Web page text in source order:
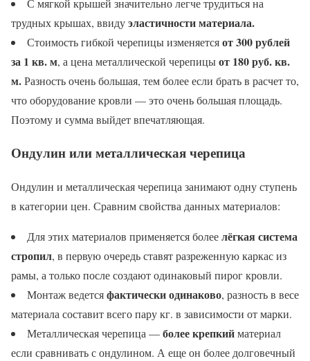
трудных крышах, ввидуэластичности материала.
Стоимость гибкой черепицы изменяетсяот 300 рублей
за 1 кв. м, а цена металлической черепицыот 180 руб. кв.
м.Разность очень большая, тем более если брать в расчет то,
что оборудование кровли — это очень большая площадь.
Поэтому и сумма выйдет впечатляющая.
Ондулин или металлическая черепица
Ондулин и металлическая черепица занимают одну ступень
в категории цен. Сравним свойства данных материалов:
Для этих материалов применяется болеелёгкая система
стропил, в первую очередь ставят разреженную каркас из
рамы, а только после создают одинаковый пирог кровли.
Монтаж ведетсяфактически одинаково, разность в весе
материала составит всего пару кг. в зависимости от марки.
Металлическая черепица —более крепкийматериал
если сравнивать с ондулином. А еще он более долговечный